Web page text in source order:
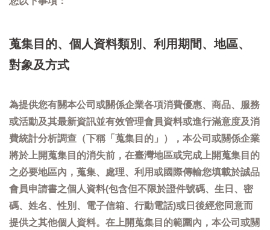
蒐集目的、個人資料類別、利用期間、地區、
對象及方式
為提供您有關本公司或關係企業各項消費優惠、商品、服務
或活動及其最新資訊並有效管理會員資料或進行滿意度及消
費統計分析調查（下稱「蒐集目的」），本公司或關係企業
將於上開蒐集目的消失前，在臺灣地區或完成上開蒐集目的
之必要地區內，蒐集、處理、利用或國際傳輸您填載於誠品
會員申請書之個人資料(包含但不限於證件號碼、生日、密
碼、姓名、性別、電子信箱、行動電話)或日後經您同意而
提供之其他個人資料。在上開蒐集目的範圍內，本公司或關